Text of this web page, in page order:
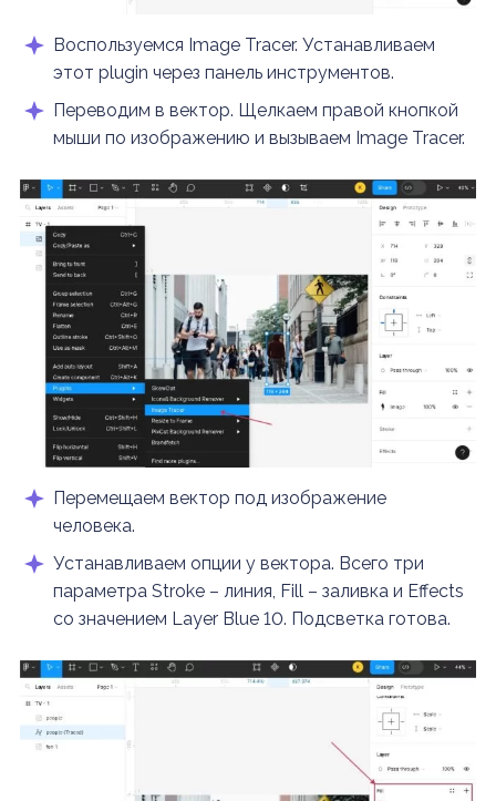
Воспользуемся Image Tracer. Устанавливаем
этот plugin через панель инструментов.
Переводим в вектор. Щелкаем правой кнопкой
мыши по изображению и вызываем Image Tracer.
Перемещаем вектор под изображение
человека.
Устанавливаем опции у вектора. Всего три
параметра Stroke – линия, Fill – заливка и Effects
со значением Layer Blue 10. Подсветка готова.